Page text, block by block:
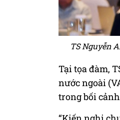
TS Nguyễn
Tại tọa đàm,
nước ngoài
trong bối